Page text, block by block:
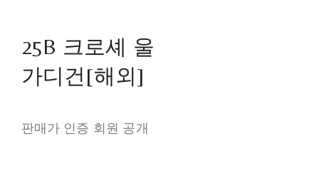
25B 크로셰 울
가디건[해외]
판매가 인증 회원 공개